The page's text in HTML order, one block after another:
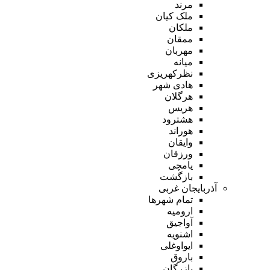
مرند
ملک کیان
ملکان
ممقان
مهربان
میانه
نظرکهریزی
هادی شهر
هرگلان
هریس
هشترود
هوراند
وایقان
ورزقان
یامچی
بازگشت
آذربایجان غربی
تمام شهر‌ها
ارومیه
آواجیق
اشنویه
ایواوغلی
باروق